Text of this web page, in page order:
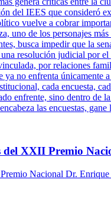
del IEES que consideró
vuelve a cobrar
uno de los personajes
busca impedir que la
resolución judicial por
por relaciones
no enfrenta
cada encuesta,
enfrente, sino dentro
las encuestas, gane
del XXII Premio
Nacional Dr.